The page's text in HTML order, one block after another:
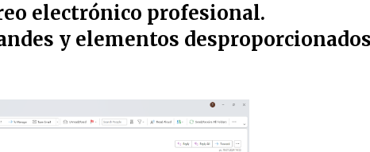
electrónico profesional.
y elementos